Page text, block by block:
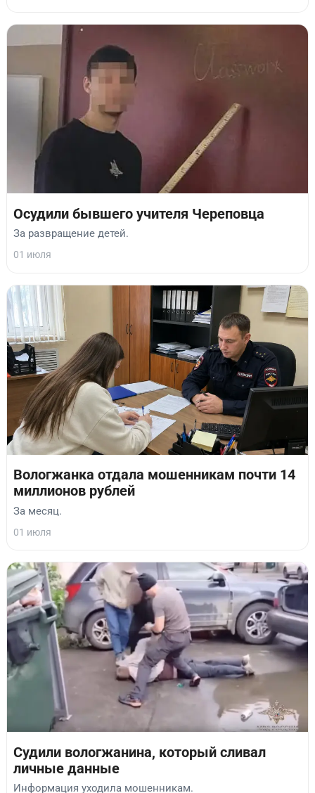
Осудили бывшего учителя Череповца
За развращение детей.
01 июля
Вологжанка отдала мошенникам почти 14
миллионов рублей
За месяц.
01 июля
Судили вологжанина, который сливал
личные данные
Информация уходила мошенникам.